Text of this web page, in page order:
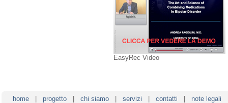
EasyRec Video
home progetto chi siamo servizi contatti note legali